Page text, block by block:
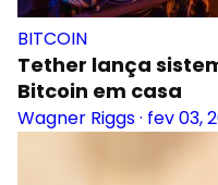
BITCOIN
Tether lança
Bitcoin em casa
Wagner Riggs· fev 03,